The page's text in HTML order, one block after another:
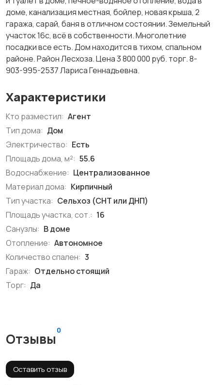
доме, канализация местная, бойлер, новая крыша, 2
гаража, сарай, баня в отличном состоянии. Земельный
участок 16с, всё в собственности. Многолетние
посадки все есть. Дом находится в тихом, спальном
районе. Район Лесхоза. Цена 3 800 000 руб. торг. 8-
903-995-2537 Лариса Геннадьевна.
Характеристики
Кто разместил: Агент
Тип дома: Дом
Электричество: Есть
Площадь дома, м²: 55.6
Водоснабжение: Централизованное
Материал дома: Кирпичный
Тип участка: Сельхоз (СНТ или ДНП)
Площадь участка, сот.: 16
Санузлы: В доме
Отопление: Автономное
Количество спален: 3
Гараж: Отдельно стоящий
Торг: Да
Отзывы
0
Оставить отзыв